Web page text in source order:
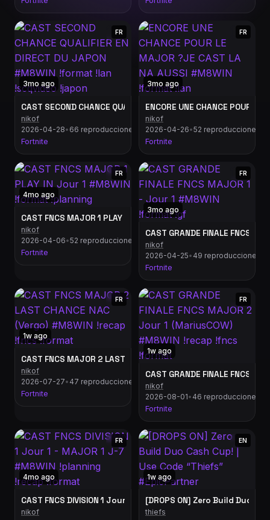
3mo ago
FR
CAST SECOND CHANCE QUALIFIER EN DIRECT DU JAPON
nikof
2026-04-28• 66 reproducciones
Fortnite
3mo ago
FR
ENCORE UNE CHANCE POUR
nikof
2026-04-26•52 reproducciones
Fortnite
4mo ago
FR
CAST FNCS MAJOR 1 PLAY IN Jour 1 #M8WIN !format !planning
nikof
2026-04-06•52 reproducciones
Fortnite
3mo ago
FR
CAST GRANDE FINALE FNCS
nikof
2026-04-25• 49 reproducciones
Fortnite
1w ago
FR
CAST FNCS MAJOR 2 LAST CHANCE NAC (Vergo) #M8WIN
nikof
2026-07-27• 47 reproducciones
Fortnite
1w ago
FR
CAST GRANDE FINALE FNCS
nikof
2026-08-01• 46 reproducciones
Fortnite
4mo ago
FR
CAST FNCS DIVISION 1 Jour 1 - MAJOR 1 J-7 #M8WIN
nikof
1w ago
EN
[DROPS ON] Zero Build Duo
thiefs